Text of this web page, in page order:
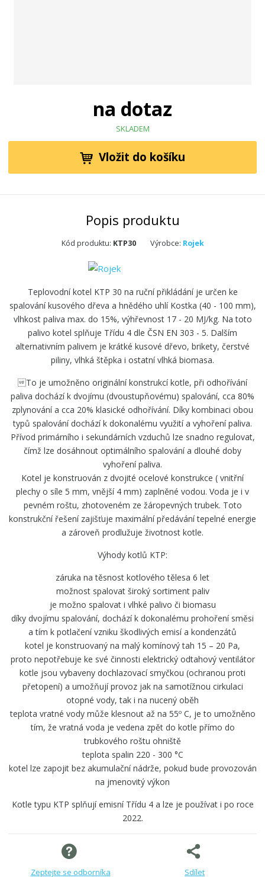
na dotaz
SKLADEM
Vložit do košíku
Popis produktu
Kód produktu: KTP30 Výrobce: Rojek
Teplovodní kotel KTP 30 na ruční přikládání je určen ke
spalování kusového dřeva a hnědého uhlí Kostka (40 - 100 mm),
vlhkost paliva max. do 15%, výhřevnost 17 - 20 MJ/kg. Na toto
palivo kotel splňuje Třídu 4 dle ČSN EN 303 - 5. Dalším
alternativním palivem je krátké kusové dřevo, brikety, čerstvé
piliny, vlhká štěpka i ostatní vlhká biomasa.
To je umožněno originální konstrukcí kotle, při odhořívání
paliva dochází k dvojímu (dvoustupňovému) spalování, cca 80%
zplynování a cca 20% klasické odhořívání. Díky kombinaci obou
typů spalování dochází k dokonalému využití a vyhoření paliva.
Přívod primárního i sekundárních vzduchů lze snadno regulovat,
čímž lze dosáhnout optimálního spalování a dlouhé doby
vyhoření paliva.
Kotel je konstruován z dvojité ocelové konstrukce ( vnitřní
plechy o síle 5 mm, vnější 4 mm) zaplněné vodou. Voda je i v
pevném roštu, zhotoveném ze žáropevných trubek. Toto
konstrukční řešení zajišťuje maximální předávání tepelné energie
a zároveň prodlužuje životnost kotle.
Výhody kotlů KTP:
záruka na těsnost kotlového tělesa 6 let
možnost spalovat široký sortiment paliv
je možno spalovat i vlhké palivo či biomasu
díky dvojímu spalování, dochází k dokonalému prohoření směsi
a tím k potlačení vzniku škodlivých emisí a kondenzátů
kotel je konstruovaný na malý komínový tah 15 – 20 Pa,
proto nepotřebuje ke své činnosti elektrický odtahový ventilátor
kotle jsou vybaveny dochlazovací smyčkou (ochranou proti
přetopení) a umožňují provoz jak na samotížnou cirkulaci
otopné vody, tak i na nucený oběh
teplota vratné vody může klesnout až na 55º C, je to umožněno
tím, že vratná voda je vedena zpět do kotle přímo do
trubkového roštu ohniště
teplota spalin 220 - 300 °C
kotel lze zapojit bez akumulační nádrže, pokud bude provozován
na jmenovitý výkon
Kotle typu KTP splňují emisní Třídu 4 a lze je používat i po roce
2022.
Zeptejte se odborníka Sdílet